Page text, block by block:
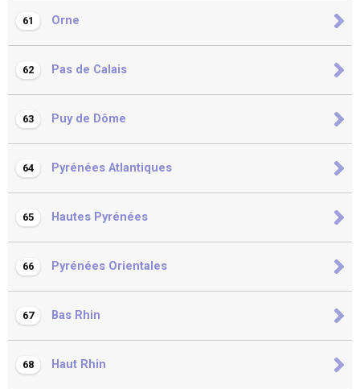
61 Orne
62 Pas de Calais
63 Puy de Dôme
64 Pyrénées Atlantiques
65 Hautes Pyrénées
66 Pyrénées Orientales
67 Bas Rhin
68 Haut Rhin